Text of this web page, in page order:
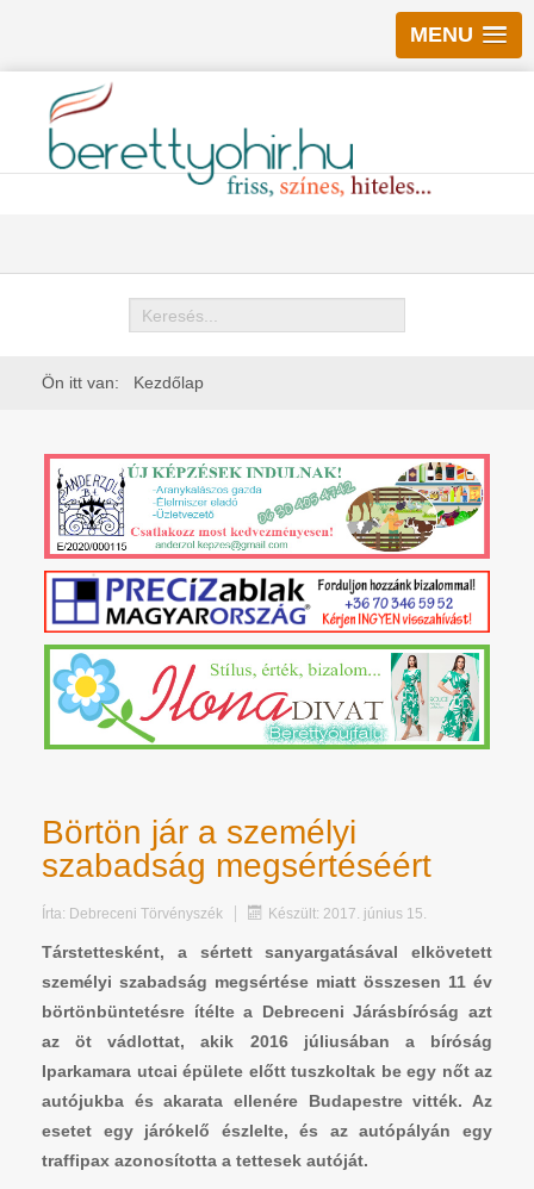
MENU
Keresés
Ön itt van: Kezdőlap
Börtön jár a személyi
szabadság megsértéséért
Írta: Debreceni Törvényszék Készült: 2017. június 15.
Társtettesként, a sértett sanyargatásával elkövetett
személyi szabadság megsértése miatt összesen 11 év
börtönbüntetésre ítélte a Debreceni Járásbíróság azt
az öt vádlottat, akik 2016 júliusában a bíróság
Iparkamara utcai épülete előtt tuszkoltak be egy nőt az
autójukba és akarata ellenére Budapestre vitték. Az
esetet egy járókelő észlelte, és az autópályán egy
traffipax azonosította a tettesek autóját.